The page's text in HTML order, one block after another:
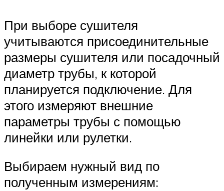
При выборе сушителя
учитываются присоединительные
размеры сушителя или посадочный
диаметр трубы, к которой
планируется подключение. Для
этого измеряют внешние
параметры трубы с помощью
линейки или рулетки.
Выбираем нужный вид по
полученным измерениям: